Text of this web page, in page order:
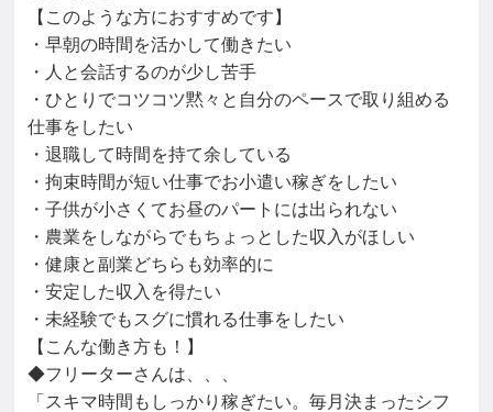
【このような方におすすめです】
・早朝の時間を活かして働きたい
・人と会話するのが少し苦手
・ひとりでコツコツ黙々と自分のペースで取り組める
仕事をしたい
・退職して時間を持て余している
・拘束時間が短い仕事でお小遣い稼ぎをしたい
・子供が小さくてお昼のパートには出られない
・農業をしながらでもちょっとした収入がほしい
・健康と副業どちらも効率的に
・安定した収入を得たい
・未経験でもスグに慣れる仕事をしたい
【こんな働き方も！】
◆フリーターさんは、、、
「スキマ時間もしっかり稼ぎたい。毎月決まったシフ